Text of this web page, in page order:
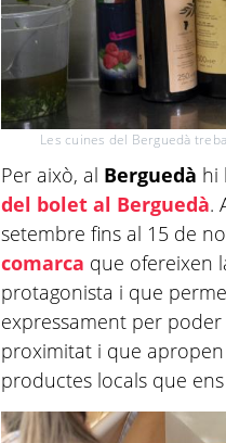
Les cuines del Berguedà
Per això, al Berguedà hi
del bolet al Berguedà.
setembre fins al 15 de
comarca que ofereixen
protagonista i que
expressament per
proximitat i que
productes locals que